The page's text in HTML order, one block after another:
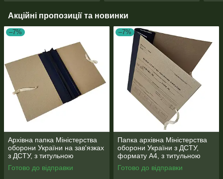
Акційні пропозиції та новинки
–7%
Архівна папка Міністерства
оборони України на зав'язках
з ДСТУ, з титульною
сторінкою, ф. А4, корінець
30мм
Готово до відправки
–7%
Папка архівна Міністерства
оборони України з ДСТУ,
формату А4, з титульною
сторінкою, зав'язки, корінець
30мм
Готово до відправки